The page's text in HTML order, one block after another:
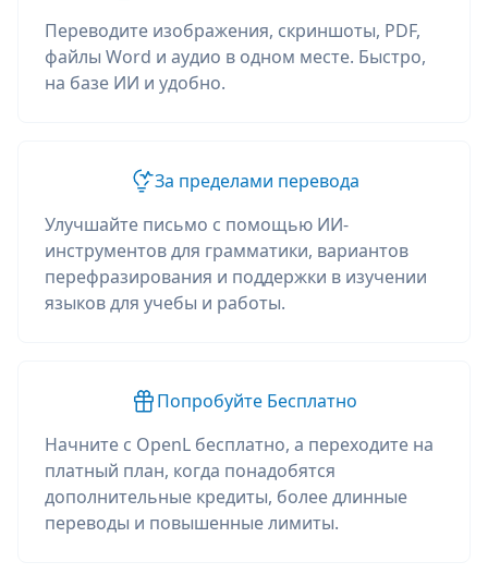
Переводите изображения, скриншоты, PDF,
файлы Word и аудио в одном месте. Быстро,
на базе ИИ и удобно.
За пределами перевода
Улучшайте письмо с помощью ИИ-
инструментов для грамматики, вариантов
перефразирования и поддержки в изучении
языков для учебы и работы.
Попробуйте Бесплатно
Начните с OpenL бесплатно, а переходите на
платный план, когда понадобятся
дополнительные кредиты, более длинные
переводы и повышенные лимиты.